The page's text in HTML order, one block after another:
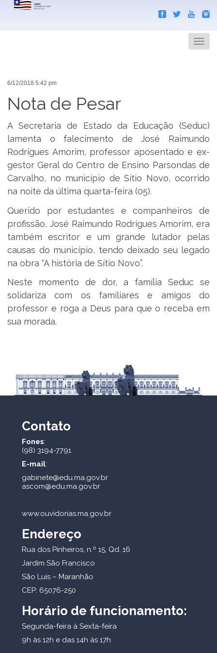
Menu
6/12/2018 5:42 pm
Nota de Pesar
A Secretaria de Estado da Educação (Seduc)
lamenta o falecimento de José Raimundo
Rodrigues Amorim, professor aposentado e ex-
gestor Geral do Centro de Ensino Parsondas de
Carvalho, no município de Sítio Novo, ocorrido
na noite da última quarta-feira (05).
Querido por estudantes e companheiros de
profissão, José Raimundo Rodrigues Amorim, era
também escritor e um grande lutador pelas
causas do município, tendo deixado seu legado
na obra “A história de Sítio Novo”.
Neste momento de dor, a família Seduc se
solidariza com os familiares e amigos do
professor e roga a Deus para que o receba em
sua morada.
Contato
Fones:
(98) 3194-7791
E-mail:
gabinete@edu.ma.gov.br
ascom@edu.ma.gov.br
www.ouvidorias.ma.gov.br
Endereço
Rua dos Pinheiros, n.º 15, Qd. 16
Jardim São Francisco
São Luís – Maranhão
CEP: 65076-250
Horário de funcionamento:
Segunda-feira à Sexta-feira
9h às 12h e das 14h às 17h